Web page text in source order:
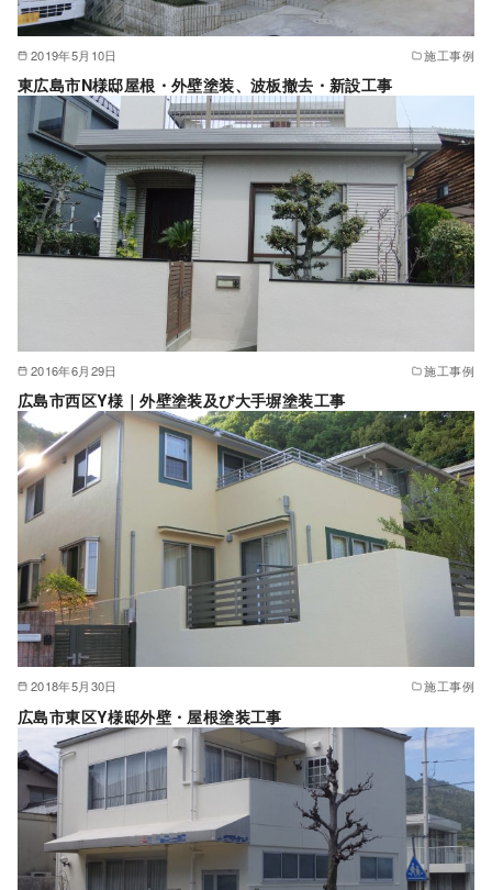
2019年5月10日 施工事例
東広島市N様邸屋根・外壁塗装、波板撤去・新設工事
2016年6月29日 施工事例
広島市西区Y様｜外壁塗装及び大手塀塗装工事
2018年5月30日 施工事例
広島市東区Y様邸外壁・屋根塗装工事